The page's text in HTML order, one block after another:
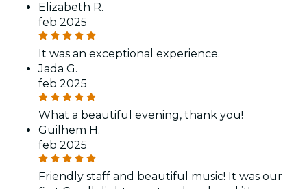
Elizabeth R.
feb 2025
It was an exceptional experience.
Jada G.
feb 2025
What a beautiful evening, thank you!
Guilhem H.
feb 2025
Friendly staff and beautiful music! It was our